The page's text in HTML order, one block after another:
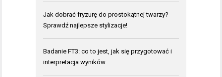
Jak dobrać fryzurę do prostokątnej twarzy?
Sprawdź najlepsze stylizacje!
Badanie FT3: co to jest, jak się przygotować i
interpretacja wyników